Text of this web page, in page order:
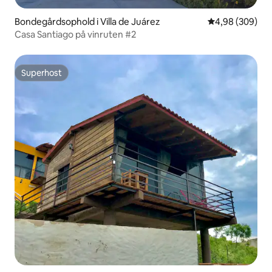
Bondegårdsophold i Villa de Juárez 4,98 ud af 5 i
4,98 (309)
Casa Santiago på vinruten #2
Superhost
Superhost